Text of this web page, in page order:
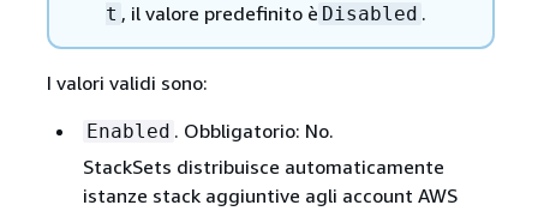
t , il valore predefinito è Disabled .
I valori validi sono:
Enabled . Obbligatorio: No.
StackSets distribuisce automaticamente
istanze stack aggiuntive agli account AWS